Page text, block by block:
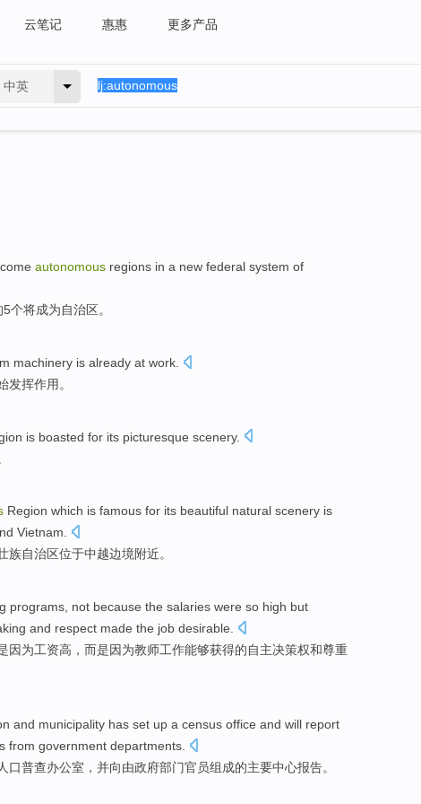
云笔记 惠惠 更多产品
中英
autonomous regions in a new federal system of
5个将成为自治区。
machinery is already at work
发挥作用。
is boasted for its picturesque scenery.
Region which is famous for its beautiful natural scenery is
Vietnam.
族自治区位于中越边境附近。
programs not because the salaries were so high but
and respect made the job desirable
因为工资高 ， 而是因为教师工作能够获得的自主决策权和尊重
and municipality has set up a census office and will report
from government departments
人口普查办公室 ， 并向由政府部门官员组成的主要中心报告。